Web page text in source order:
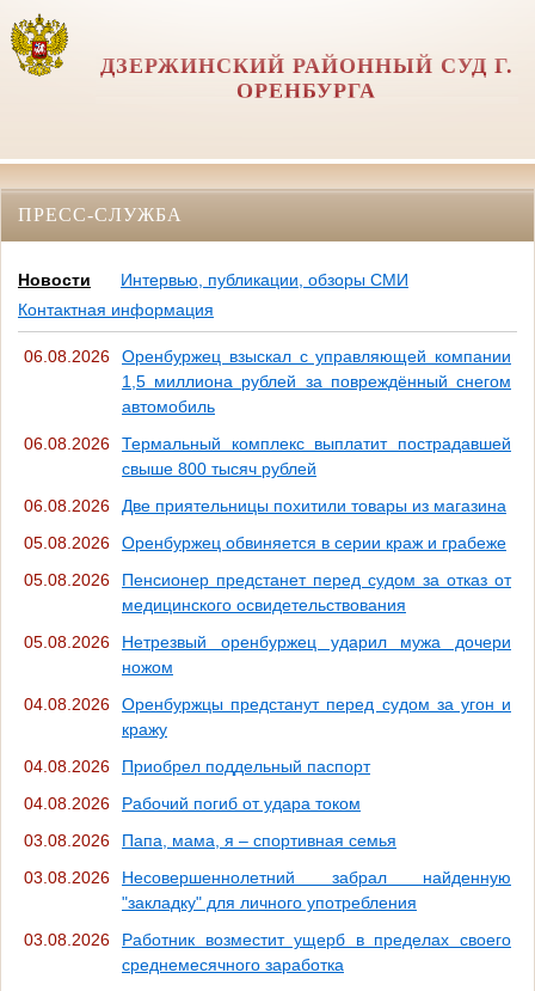
ДЗЕРЖИНСКИЙ РАЙОННЫЙ СУД Г.
ОРЕНБУРГА
ПРЕСС-СЛУЖБА
Новости
Интервью, публикации, обзоры СМИ
Контактная информация
06.08.2026
Оренбуржец взыскал с управляющей компании
1,5 миллиона рублей за повреждённый снегом
автомобиль
06.08.2026
Термальный комплекс выплатит пострадавшей
свыше 800 тысяч рублей
06.08.2026
Две приятельницы похитили товары из магазина
05.08.2026
Оренбуржец обвиняется в серии краж и грабеже
05.08.2026
Пенсионер предстанет перед судом за отказ от
медицинского освидетельствования
05.08.2026
Нетрезвый оренбуржец ударил мужа дочери
ножом
04.08.2026
Оренбуржцы предстанут перед судом за угон и
кражу
04.08.2026
Приобрел поддельный паспорт
04.08.2026
Рабочий погиб от удара током
03.08.2026
Папа, мама, я – спортивная семья
03.08.2026
Несовершеннолетний забрал найденную
"закладку" для личного употребления
03.08.2026
Работник возместит ущерб в пределах своего
среднемесячного заработка